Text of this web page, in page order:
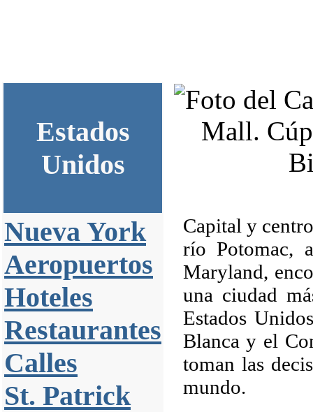
Estados
Unidos
Nueva York
Aeropuertos
Hoteles
Restaurantes
Calles
St. Patrick
Capital y
río Potomac,
Maryland,
una ciudad
Estados
Blanca y el
toman las
mundo.